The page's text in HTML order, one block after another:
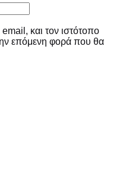
και τον ιστότοπο
επόμενη φορά που θα